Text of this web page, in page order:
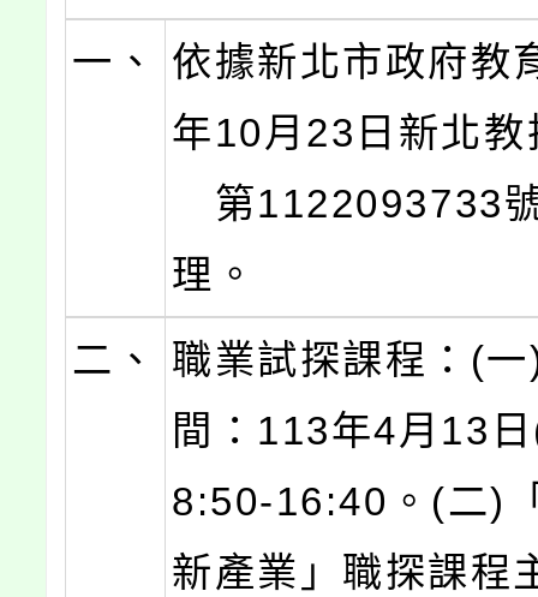
一、
依據新北市政府教
年10月23日新
第1122093733
理。
二、
職業試探課程：(
間：113年4月13
8:50-16:40。(二)
新產業」職探課